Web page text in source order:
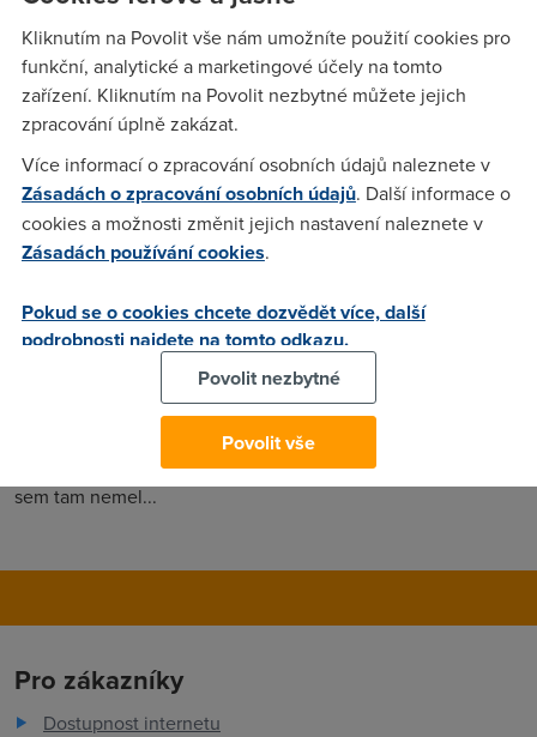
vědět kde najdu vlastní tajný kód v balíčku.Nebo poraďte
jestli něco hlásit o samoinstalačním balíčku nebo jenom
čekat na aktivaci.Dík
Vladik(7.3.2006 15:31:39)
no, já jsem samoinstalačníé balíček od nextry, s tím, že kvůli
všem kódům jsem musel volat na hotline, protože jsem si je
nezapsal, když jsem to po netu objednával. A linku jako
hotline, kdy ti ji zprovozní.
(7.3.2006 16:55:47)
Kod mi poslali mailem (v krabici sem zadnej nenasel, to ti
poslou mejlem nebo si tam zavolej...), a zadny oznameni
sem tam nemel...
Pro zákazníky
Dostupnost internetu
Kliknutím na Povolit vše nám umožníte použití cookies pro
funkční, analytické a marketingové účely na tomto
zařízení. Kliknutím na Povolit nezbytné můžete jejich
zpracování úplně zakázat.
Více informací o zpracování osobních údajů naleznete v
Zásadách o zpracování osobních údajů. Další informace o
cookies a možnosti změnit jejich nastavení naleznete v
Zásadách používání cookies.
Pokud se o cookies chcete dozvědět více, další
podrobnosti najdete na tomto odkazu.
Povolit nezbytné
Povolit vše